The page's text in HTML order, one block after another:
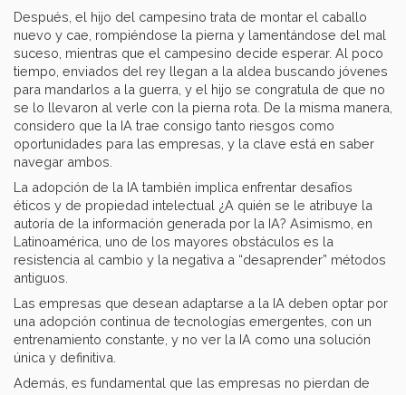
Después, el hijo del campesino trata de montar el caballo
nuevo y cae, rompiéndose la pierna y lamentándose del mal
suceso, mientras que el campesino decide esperar. Al poco
tiempo, enviados del rey llegan a la aldea buscando jóvenes
para mandarlos a la guerra, y el hijo se congratula de que no
se lo llevaron al verle con la pierna rota. De la misma manera,
considero que la IA trae consigo tanto riesgos como
oportunidades para las empresas, y la clave está en saber
navegar ambos.
La adopción de la IA también implica enfrentar desafíos
éticos y de propiedad intelectual ¿A quién se le atribuye la
autoría de la información generada por la IA? Asimismo, en
Latinoamérica, uno de los mayores obstáculos es la
resistencia al cambio y la negativa a “desaprender” métodos
antiguos.
Las empresas que desean adaptarse a la IA deben optar por
una adopción continua de tecnologías emergentes, con un
entrenamiento constante, y no ver la IA como una solución
única y definitiva.
Además, es fundamental que las empresas no pierdan de